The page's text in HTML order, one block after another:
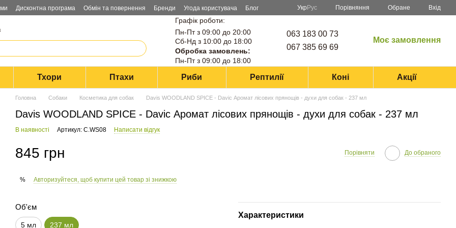
Дисконтна програма Обмін та повернення Бренди Угода користувача Блог Укр Рус Порівняння Обране Вхід
Графік роботи:
Пн-Пт з 09:00 до 20:00
Сб-Нд з 10:00 до 18:00
Обробка замовлень:
Пн-Пт з 09:00 до 18:00
063 183 00 73
067 385 69 69
Моє замовлення
Тхори Птахи Риби Рептилії Коні Акції
Головна Собаки Косметика для собак Davis WOODLAND SPICE - Davic Аромат лісових прянощів - духи для собак - 237 мл
Davis WOODLAND SPICE - Davic Аромат лісових прянощів - духи для собак - 237 мл
В наявності Артикул: C.WS08 Написати відгук
845 грн Порівняти До обраного
% Авторизуйтеся, щоб купити цей товар зі знижкою
Об'єм
5 мл 237 мл
Характеристики